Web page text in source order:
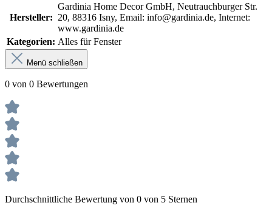
Hersteller:
Gardinia Home Decor GmbH, Neutrauchburger Str.
20, 88316 Isny, Email: info@gardinia.de, Internet:
www.gardinia.de
Kategorien: Alles für Fenster
Menü schließen
0 von 0 Bewertungen
Durchschnittliche Bewertung von 0 von 5 Sternen